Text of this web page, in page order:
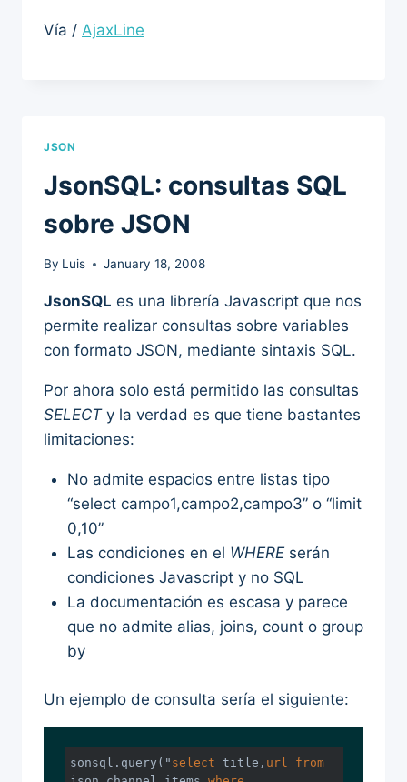
Vía / AjaxLine
JSON
JsonSQL: consultas SQL
sobre JSON
By Luis January 18, 2008
JsonSQL es una librería Javascript que nos
permite realizar consultas sobre variables
con formato JSON, mediante sintaxis SQL.
Por ahora solo está permitido las consultas
SELECTy la verdad es que tiene bastantes
limitaciones:
No admite espacios entre listas tipo
“select campo1,campo2,campo3” o “limit
0,10”
Las condiciones en el WHEREserán
condiciones Javascript y no SQL
La documentación es escasa y parece
que no admite alias, joins, count o group
by
Un ejemplo de consulta sería el siguiente:
sonsql.query(" select title, url
from